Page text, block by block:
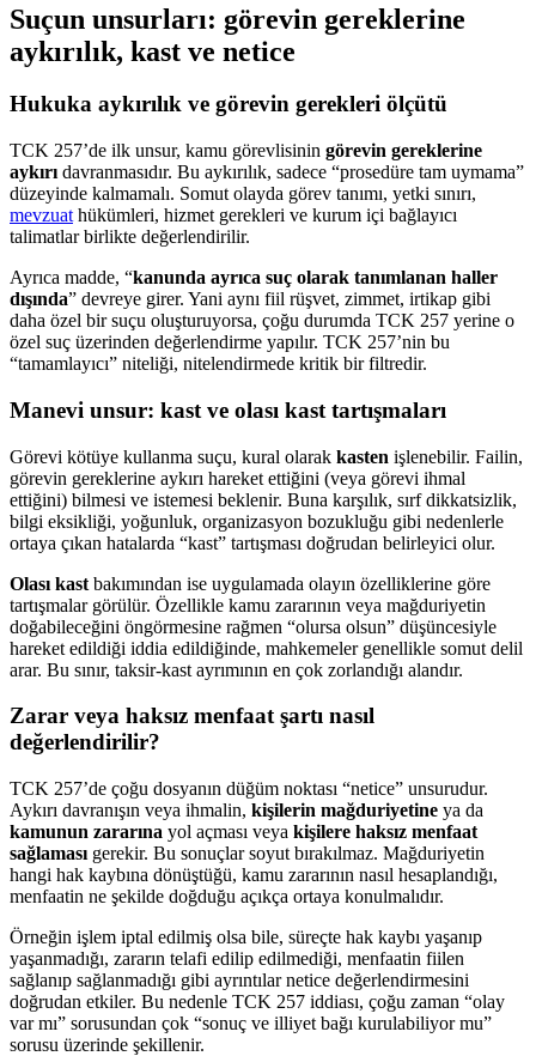
Suçun unsurları: görevin gereklerine
aykırılık, kast ve netice
Hukuka aykırılık ve görevin gerekleri ölçütü
TCK 257’de ilk unsur, kamu görevlisinin görevin gereklerine
aykırı davranmasıdır. Bu aykırılık, sadece “prosedüre tam uymama”
düzeyinde kalmamalı. Somut olayda görev tanımı, yetki sınırı,
mevzuat hükümleri, hizmet gerekleri ve kurum içi bağlayıcı
talimatlar birlikte değerlendirilir.
Ayrıca madde, “kanunda ayrıca suç olarak tanımlanan haller
dışında” devreye girer. Yani aynı fiil rüşvet, zimmet, irtikap gibi
daha özel bir suçu oluşturuyorsa, çoğu durumda TCK 257 yerine o
özel suç üzerinden değerlendirme yapılır. TCK 257’nin bu
“tamamlayıcı” niteliği, nitelendirmede kritik bir filtredir.
Manevi unsur: kast ve olası kast tartışmaları
Görevi kötüye kullanma suçu, kural olarak kasten işlenebilir. Failin,
görevin gereklerine aykırı hareket ettiğini (veya görevi ihmal
ettiğini) bilmesi ve istemesi beklenir. Buna karşılık, sırf dikkatsizlik,
bilgi eksikliği, yoğunluk, organizasyon bozukluğu gibi nedenlerle
ortaya çıkan hatalarda “kast” tartışması doğrudan belirleyici olur.
Olası kast bakımından ise uygulamada olayın özelliklerine göre
tartışmalar görülür. Özellikle kamu zararının veya mağduriyetin
doğabileceğini öngörmesine rağmen “olursa olsun” düşüncesiyle
hareket edildiği iddia edildiğinde, mahkemeler genellikle somut delil
arar. Bu sınır, taksir-kast ayrımının en çok zorlandığı alandır.
Zarar veya haksız menfaat şartı nasıl
değerlendirilir?
TCK 257’de çoğu dosyanın düğüm noktası “netice” unsurudur.
Aykırı davranışın veya ihmalin, kişilerin mağduriyetine ya da
kamunun zararına yol açması veya kişilere haksız menfaat
sağlaması gerekir. Bu sonuçlar soyut bırakılmaz. Mağduriyetin
hangi hak kaybına dönüştüğü, kamu zararının nasıl hesaplandığı,
menfaatin ne şekilde doğduğu açıkça ortaya konulmalıdır.
Örneğin işlem iptal edilmiş olsa bile, süreçte hak kaybı yaşanıp
yaşanmadığı, zararın telafi edilip edilmediği, menfaatin fiilen
sağlanıp sağlanmadığı gibi ayrıntılar netice değerlendirmesini
doğrudan etkiler. Bu nedenle TCK 257 iddiası, çoğu zaman “olay
var mı” sorusundan çok “sonuç ve illiyet bağı kurulabiliyor mu”
sorusu üzerinde şekillenir.